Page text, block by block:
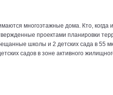
многоэтажные дома. Кто, когда
проектами планировки
школы и 2 детских сада в 55
садов в зоне активного